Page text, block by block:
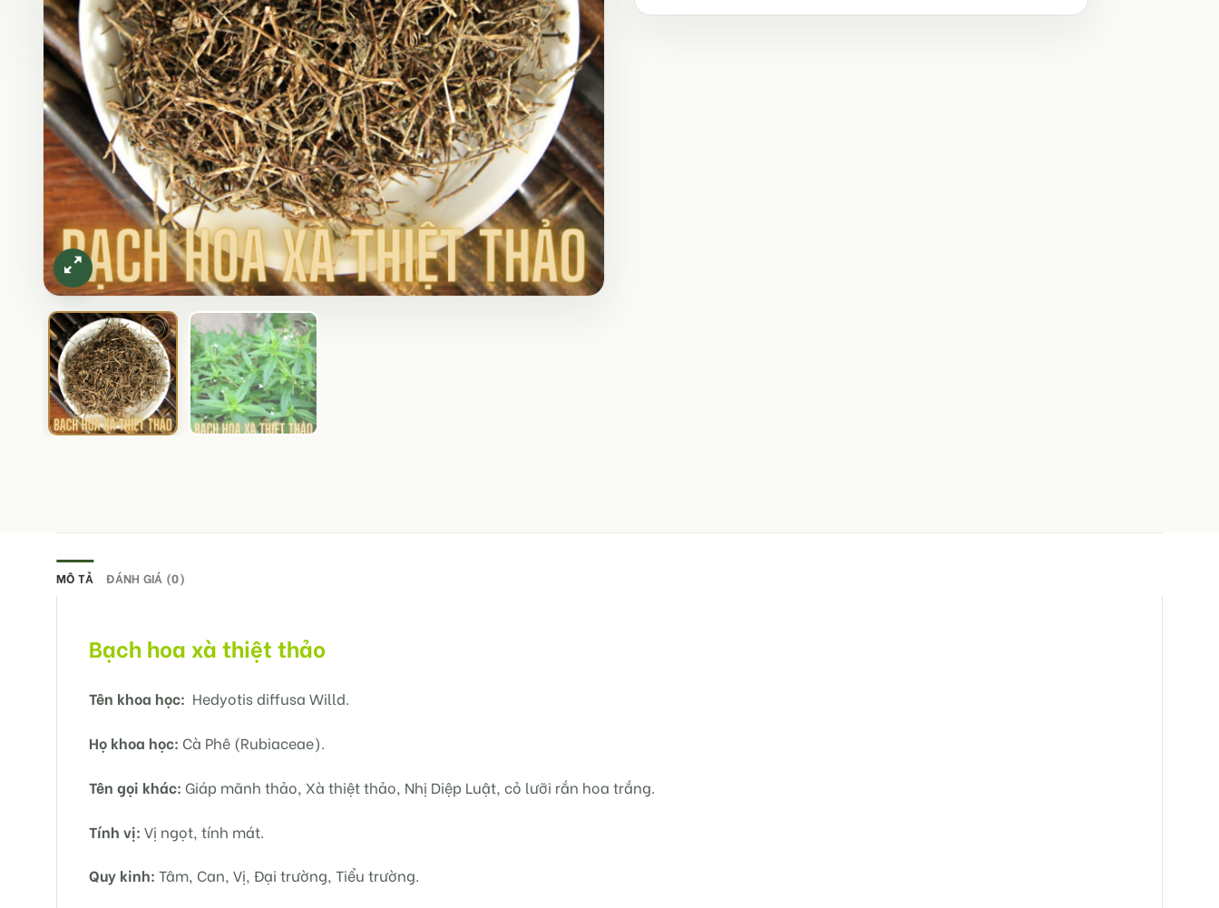
MÔ TẢ ĐÁNH GIÁ (0)
Bạch hoa xà thiệt thảo
Tên khoa học: Hedyotis diffusa Willd.
Họ khoa học: Cà Phê (Rubiaceae).
Tên gọi khác: Giáp mãnh thảo, Xà thiệt thảo, Nhị Diệp Luật, cỏ lưỡi rắn hoa trắng.
Tính vị: Vị ngọt, tính mát.
Quy kinh: Tâm, Can, Vị, Đại trường, Tiểu trường.